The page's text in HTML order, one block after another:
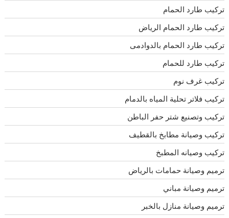
تركيب طارد الحمام
تركيب طارد الحمام الرياض
تركيب طارد الحمام بالدوادمى
تركيب طارد للحمام
تركيب غرف نوم
تركيب فلاتر تحلية المياه بالدمام
تركيب وتصنيع شتر حفر الباطن
تركيب وصيانة مطابخ بالقطيف
تركيب وصيانه المطبخ
ترميم وصيانة حمامات بالرياض
ترميم وصيانة مباني
ترميم وصيانة منازل بالخبر